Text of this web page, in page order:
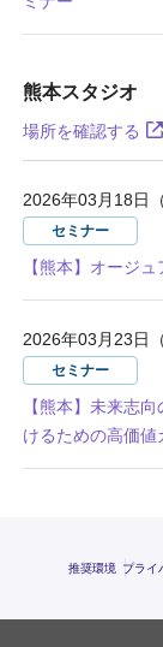
熊本スタジオ
場所を確認する
2026年03月18日
セミナー
【熊本】オージ
2026年03月23日
セミナー
【熊本】未来志
けるための高価
推奨環境 プライ